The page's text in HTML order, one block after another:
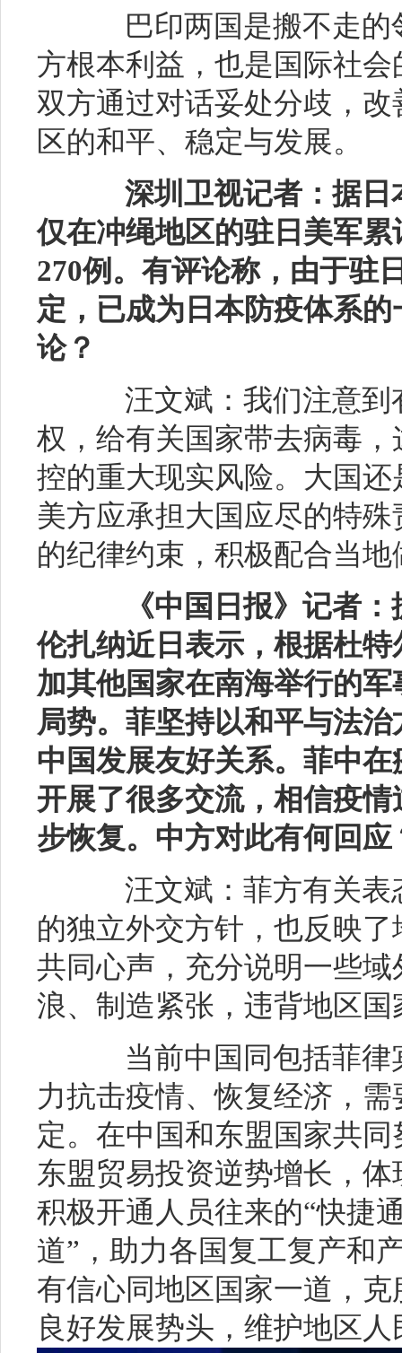
巴印两国是搬不走的
方根本利益，也是国际社
双方通过对话妥处分歧，
区的和平、稳定与发展。
深圳卫视记者：据
仅在冲绳地区的驻日美军
270例。有评论称，由于驻
定，已成为日本防疫体系
论？
汪文斌：我们注意到
权，给有关国家带去病毒
控的重大现实风险。大国
美方应承担大国应尽的特
的纪律约束，积极配合当
《中国日报》记者
伦扎纳近日表示，根据杜
加其他国家在南海举行的
局势。菲坚持以和平与法
中国发展友好关系。菲中
开展了很多交流，相信疫
步恢复。中方对此有何回应
汪文斌：菲方有关表
的独立外交方针，也反映
共同心声，充分说明一些
浪、制造紧张，违背地区
当前中国同包括菲律
力抗击疫情、恢复经济，
定。在中国和东盟国家共
东盟贸易投资逆势增长，
积极开通人员往来的“快捷
道”，助力各国复工复产和
有信心同地区国家一道，
良好发展势头，维护地区